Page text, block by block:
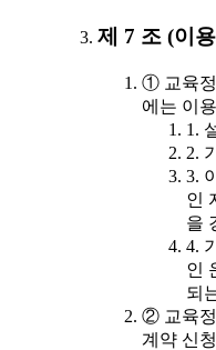
제 7 조 (이
① 교육정
에는 이
1.
2.
3.
인
을
4.
인
되
② 교육정
계약 신